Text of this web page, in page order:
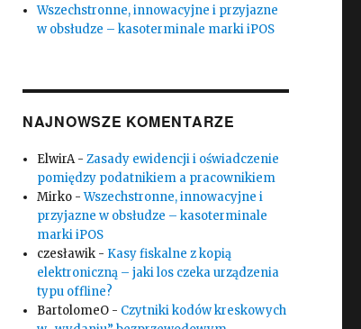
Wszechstronne, innowacyjne i przyjazne
w obsłudze – kasoterminale marki iPOS
NAJNOWSZE KOMENTARZE
ElwirA-Zasady ewidencji i oświadczenie
pomiędzy podatnikiem a pracownikiem
Mirko -Wszechstronne, innowacyjne i
przyjazne w obsłudze – kasoterminale
marki iPOS
czesławik - Kasy fiskalne z kopią
elektroniczną – jaki los czeka urządzenia
typu offline?
BartolomeO - Czytniki kodów kreskowych